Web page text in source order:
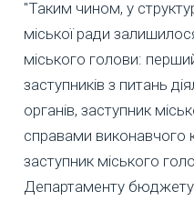
"Таким чином, у
міської ради
міського голови:
заступників з питань
органів, заступник
справами виконавчого
заступник міського
Департаменту бюджету